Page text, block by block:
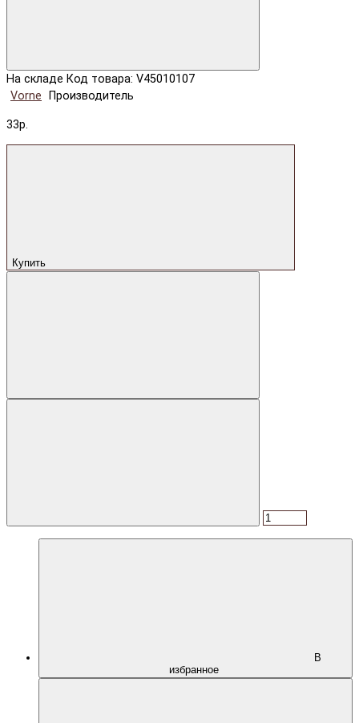
На складе Код товара: V45010107
Vorne
Производитель
33р.
Купить
В
избранное